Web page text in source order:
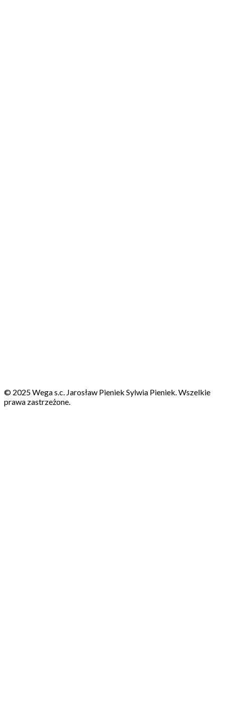
© 2025 Wega s.c. Jarosław Pieniek Sylwia Pieniek. Wszelkie
prawa zastrzeżone.